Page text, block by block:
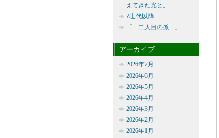
えてきた光と。
Z世代以降
「 二人目の孫 」
アーカイブ
2026年7月
2026年6月
2026年5月
2026年4月
2026年3月
2026年2月
2026年1月